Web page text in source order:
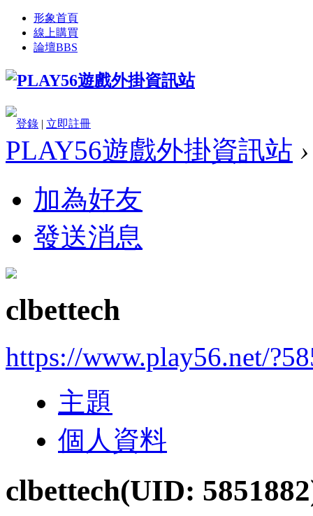
形象首頁
線上購買
論壇BBS
登錄 | 立即註冊
PLAY56遊戲外掛資訊站 ›
加為好友
發送消息
clbettech
https://www.play56.net/
主題
個人資料
clbettech(UID: